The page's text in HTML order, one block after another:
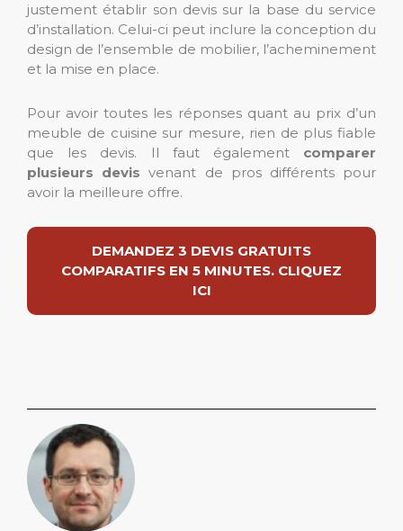
justement établir son devis sur la base du service
d’installation. Celui-ci peut inclure la conception du
design de l’ensemble de mobilier, l’acheminement
et la mise en place.
Pour avoir toutes les réponses quant au prix d’un
meuble de cuisine sur mesure, rien de plus fiable
que les devis. Il faut égalementcomparer
plusieurs devis venant de pros différents pour
avoir la meilleure offre.
DEMANDEZ 3 DEVIS GRATUITS
COMPARATIFS EN 5 MINUTES. CLIQUEZ
ICI